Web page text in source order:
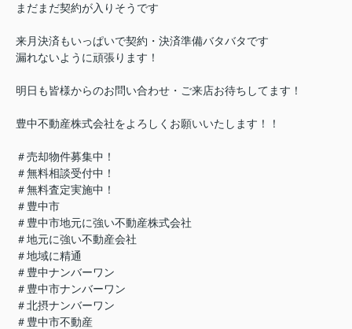
まだまだ契約が入りそうです
来月決済もいっぱいで契約・決済準備バタバタです
漏れないように頑張ります！
明日も皆様からのお問い合わせ・ご来店お待ちしてます！
豊中不動産株式会社をよろしくお願いいたします！！
＃売却物件募集中！
＃無料相談受付中！
＃無料査定実施中！
＃豊中市
＃豊中市地元に強い不動産株式会社
＃地元に強い不動産会社
＃地域に精通
＃豊中ナンバーワン
＃豊中市ナンバーワン
＃北摂ナンバーワン
＃豊中市不動産